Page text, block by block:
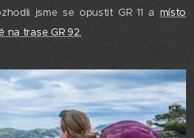
jsme se opustit GR 11 a místo
na trase GR 92.